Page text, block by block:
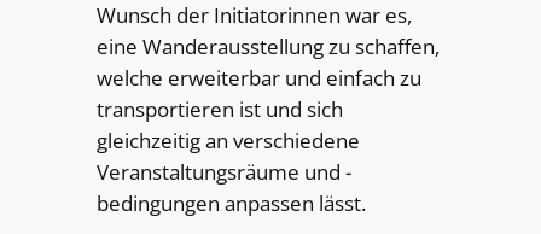
Wunsch der Initiatorinnen war es,
eine Wanderausstellung zu schaffen,
welche erweiterbar und einfach zu
transportieren ist und sich
gleichzeitig an verschiedene
Veranstaltungsräume und -
bedingungen anpassen lässt.